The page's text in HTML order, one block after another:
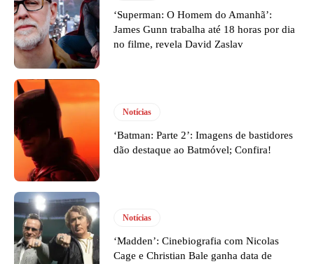
‘Superman: O Homem do Amanhã’:
James Gunn trabalha até 18 horas por dia
no filme, revela David Zaslav
Notícias
‘Batman: Parte 2’: Imagens de bastidores
dão destaque ao Batmóvel; Confira!
Notícias
‘Madden’: Cinebiografia com Nicolas
Cage e Christian Bale ganha data de